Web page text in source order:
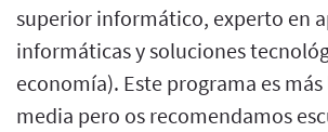
superior informático, experto en
informáticas y soluciones
economía). Este programa es
media pero os recomendamos